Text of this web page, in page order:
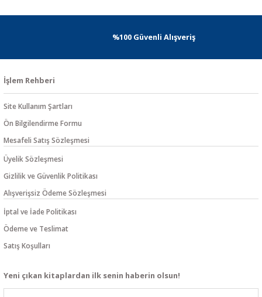
%100 Güvenli Alışveriş
İşlem Rehberi
Site Kullanım Şartları
Ön Bilgilendirme Formu
Mesafeli Satış Sözleşmesi
Üyelik Sözleşmesi
Gizlilik ve Güvenlik Politikası
Alışverişsiz Ödeme Sözleşmesi
İptal ve İade Politikası
Ödeme ve Teslimat
Satış Koşulları
Yeni çıkan kitaplardan ilk senin haberin olsun!